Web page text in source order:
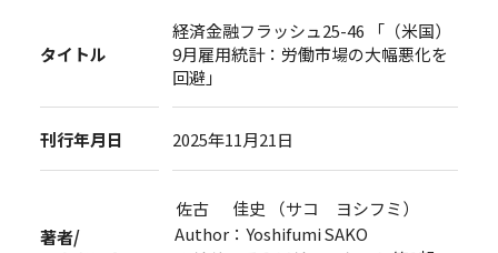
タイトル
経済金融フラッシュ25-46 「（米国）
9月雇用統計：労働市場の大幅悪化を
回避」
刊行年月日 2025年11月21日
著者/
佐古 佳史 （サコ ヨシフミ）
Author：Yoshifumi SAKO